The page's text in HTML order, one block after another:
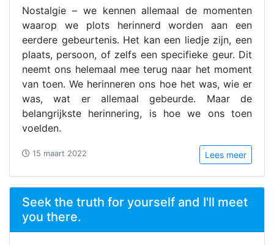
Nostalgie – we kennen allemaal de momenten
waarop we plots herinnerd worden aan een
eerdere gebeurtenis. Het kan een liedje zijn, een
plaats, persoon, of zelfs een specifieke geur. Dit
neemt ons helemaal mee terug naar het moment
van toen. We herinneren ons hoe het was, wie er
was, wat er allemaal gebeurde. Maar de
belangrijkste herinnering, is hoe we ons toen
voelden.
Lees meer
15 maart 2022
Seek the truth for yourself and I'll meet
you there.